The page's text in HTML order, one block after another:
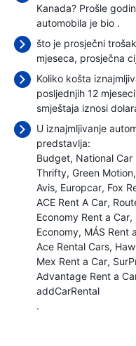
Kanada? Prošle
automobila je bio .
što je prosječni
mjeseca, prosječna
Koliko košta
posljednjih 12
smještaja iznosi
U iznajmljivanje
predstavlja:
Budget National Car
Thrifty Green Motion
Avis Europcar Fox
ACE Rent A Car
Economy Rent a Car
Economy MÁS Rent
Ace Rental Cars
Mex Rent a Car
Advantage Rent a
addCarRental
.